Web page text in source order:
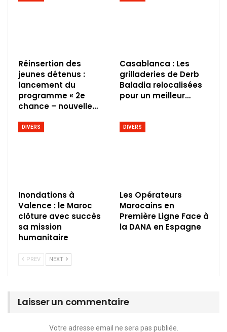
Réinsertion des
jeunes détenus :
lancement du
programme « 2e
chance – nouvelle…
Casablanca : Les
grilladeries de Derb
Baladia relocalisées
pour un meilleur…
DIVERS
Inondations à
Valence : le Maroc
clôture avec succès
sa mission
humanitaire
DIVERS
Les Opérateurs
Marocains en
Première Ligne Face à
la DANA en Espagne
PREV NEXT
Laisser un commentaire
Votre adresse email ne sera pas publiée.